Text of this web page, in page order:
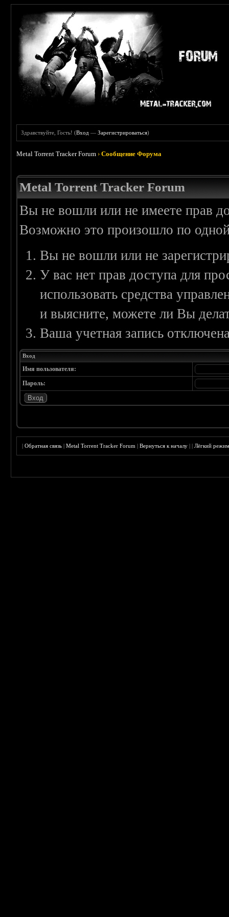
Здравствуйте, Гость! (Вход —Зарегистрироваться)
Metal Torrent Tracker Forum ›Сообщение Форума
Metal Torrent Tracker Forum
Вы не вошли или не имеете прав
Возможно это произошло по
Вы не вошли или не
У вас нет прав доступа для
использовать средства
и выясните, можете ли Вы
Ваша учетная запись
Вход
Имя пользователя:
Пароль:
|Обратная связь |Metal Torrent Tracker Forum |Вернуться к началу ||Лёгкий